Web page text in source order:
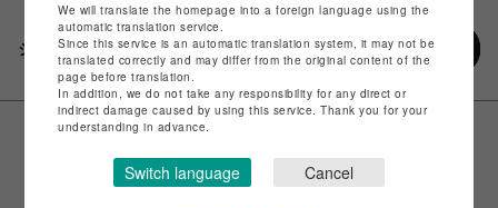
シェアする
We will translate the homepage into a foreign language using the
automatic translation service.
Since this service is an automatic translation system, it may not be
translated correctly and may differ from the original content of the
page before translation.
In addition, we do not take any responsibility for any direct or
indirect damage caused by using this service. Thank you for your
understanding in advance.
Switch language Cancel